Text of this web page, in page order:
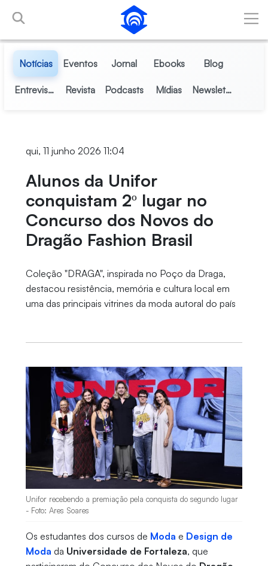
Skip to Main Content
Notícias Eventos Jornal Ebooks Blog
Entrevistas Revista Podcasts Mídias Newsletter
qui, 11 junho 2026 11:04
Alunos da Unifor
conquistam 2º lugar no
Concurso dos Novos do
Dragão Fashion Brasil
Coleção "DRAGA", inspirada no Poço da Draga,
destacou resistência, memória e cultura local em
uma das principais vitrines da moda autoral do país
Unifor recebendo a premiação pela conquista do segundo lugar
- Foto: Ares Soares
Os estudantes dos cursos de Moda e Design de
Moda da Universidade de Fortaleza, que